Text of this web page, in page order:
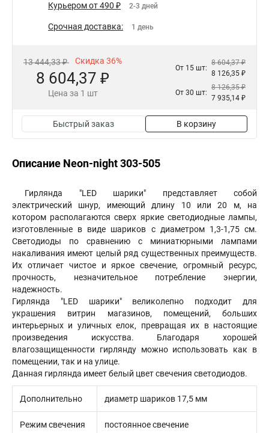
Курьером от 490 ₽ 2-3 дней
Срочная доставка: 1 день
13 444,33 ₽ Скидка 36%
8 604,37 ₽
Цена за 1 шт
От 15 шт:
8 604,37 ₽
8 126,35 ₽
От 30 шт:
8 126,35 ₽
7 935,14 ₽
Быстрый заказ В корзину
Описание Neon-night 303-505
Гирлянда "LED шарики" представляет собой
электрический шнур, имеющий длину 10 или 20 м, на
котором располагаются сверх яркие светодиодные лампы,
изготовленные в виде шариков с диаметром 1,3-1,75 см.
Светодиоды по сравнению с миниатюрными лампами
накаливания имеют целый ряд существенных преимуществ.
Их отличает чистое и яркое свечение, огромный ресурс,
прочность, незначительное потребление энергии,
надежность.
Гирлянда "LED шарики" великолепно подходит для
украшения витрин магазинов, помещений, больших
интерьерных и уличных елок, превращая их в настоящие
произведения искусства. Благодаря хорошей
влагозащищенности гирлянду можно использовать как в
помещении, так и на улице.
Данная гирлянда имеет белый цвет свечения светодиодов.
Дополнительно диаметр шариков 17,5 мм
Режим свечения постоянное свечение